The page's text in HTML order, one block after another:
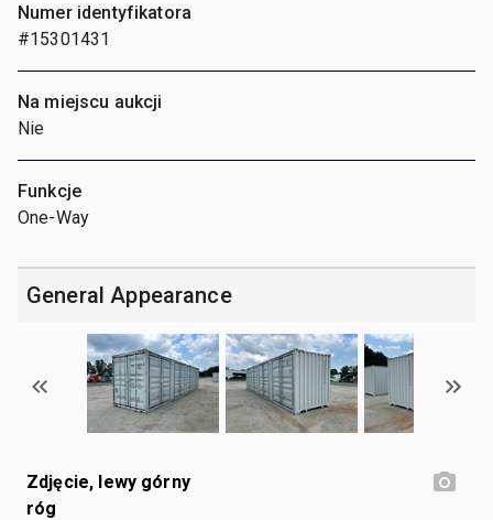
Numer identyfikatora
#15301431
Na miejscu aukcji
Nie
Funkcje
One-Way
General Appearance
Zdjęcie, lewy górny
róg